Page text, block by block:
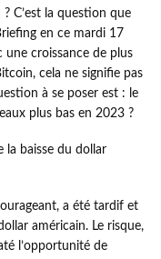
C’est la question que
en ce mardi 17
une croissance de plus
cela ne signifie pas
à se poser est : le
plus bas en 2023 ?
la baisse du dollar
a été tardif et
américain. Le risque,
l’opportunité de